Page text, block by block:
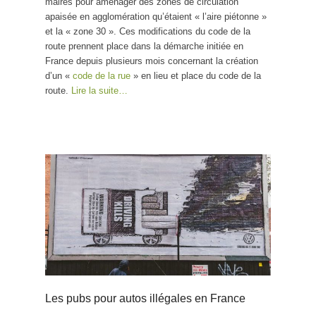
apaisée en agglomération qu’étaient « l’aire piétonne »
et la « zone 30 ». Ces modifications du code de la
route prennent place dans la démarche initiée en
France depuis plusieurs mois concernant la création
d’un « code de la rue » en lieu et place du code de la
route. Lire la suite…
Les pubs pour autos illégales en France